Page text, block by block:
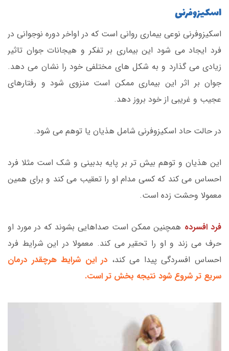
اسکیزوفرنی
اسکیزوفرنی نوعی بیماری روانی است که در اواخر دوره نوجوانی در
فرد ایجاد می شود این بیماری بر تفکر و هیجانات جوان تاثیر
زیادی می گذارد و به شکل های مختلفی خود را نشان می دهد.
جوان بر اثر این بیماری ممکن است منزوی شود و رفتارهای
عجیب و غریبی از خود بروز دهد.
در حالت حاد اسکیزوفرنی شامل هذیان یا توهم می شود.
این هذیان و توهم بیش تر بر پایه بدبینی و شک است مثلا فرد
احساس می کند که کسی مدام او را تعقیب می کند و برای همین
معمولا وحشت زده است.
فرد افسرده همچنین ممکن است صداهایی بشوند که در مورد او
حرف می زند و او را تحقیر می کند. معمولا در این شرایط فرد
احساس افسردگی پیدا می کند، در این شرایط هرچقدر درمان
سریع تر شروع شود نتیجه بخش تر است.